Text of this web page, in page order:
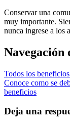
Conservar una
muy importante.
nunca ingrese a los
Navegación
Todos los
Conoce como se
beneficios
Deja una